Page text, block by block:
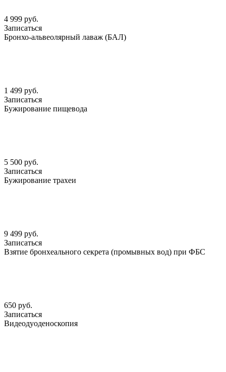
4 999 руб.
Записаться
Бронхо-альвеолярный лаваж (БАЛ)
1 499 руб.
Записаться
Бужирование пищевода
5 500 руб.
Записаться
Бужирование трахеи
9 499 руб.
Записаться
Взятие бронхеального секрета (промывных вод) при ФБС
650 руб.
Записаться
Видеодуоденоскопия